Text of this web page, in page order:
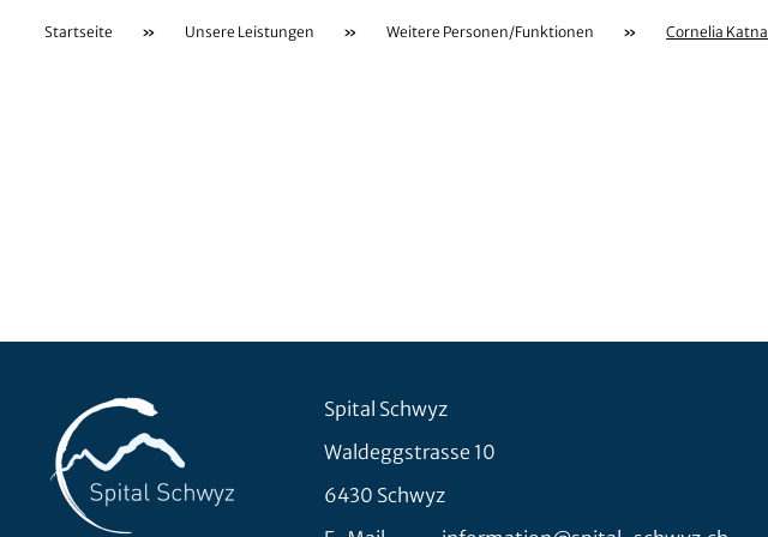
Startseite » Unsere Leistungen » Weitere Personen/Funktionen » Cornelia Katna
Spital Schwyz
Waldeggstrasse 10
6430 Schwyz